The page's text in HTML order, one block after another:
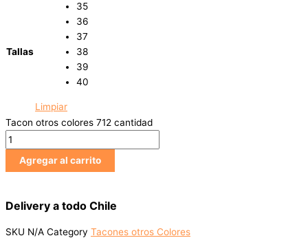
Tallas
35
36
37
38
39
40
Limpiar
Tacon otros colores 712 cantidad
Agregar al carrito
Delivery a todo Chile
SKU N/A Category Tacones otros Colores